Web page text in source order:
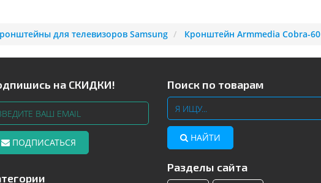
для телевизоров Samsung Кронштейн Armmedia Cobra-60
на СКИДКИ!
ПОДПИСАТЬСЯ
Поиск по товарам
НАЙТИ
Разделы сайта
Телевизоры Samsung с изогнутым Читать далее